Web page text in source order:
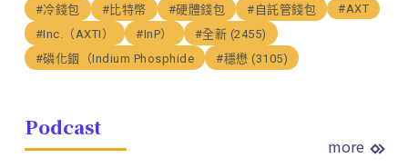
#冷錢包
#比特幣 #硬體錢包 #自託管錢包
#AXT
#Inc.（AXTI）
#InP）
#全新 (2455)
#磷化銦（Indium Phosphide
#穩懋 (3105)
Podcast
more